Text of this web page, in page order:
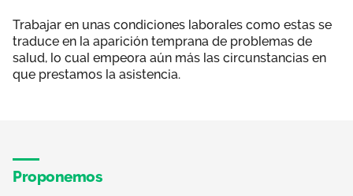
Trabajar en unas condiciones laborales como estas se
traduce en la aparición temprana de problemas de
salud, lo cual empeora aún más las circunstancias en
que prestamos la asistencia.
Proponemos